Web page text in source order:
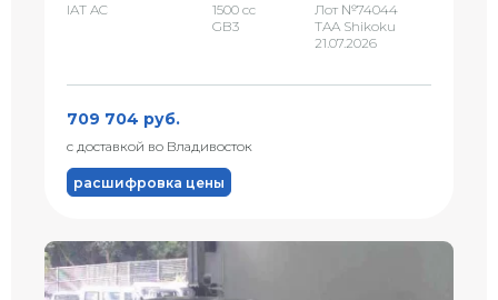
IAT AC
1500 сс
GB3
Лот №74044
TAA Shikoku
21.07.2026
709 704 руб.
с доставкой во Владивосток
расшифровка цены